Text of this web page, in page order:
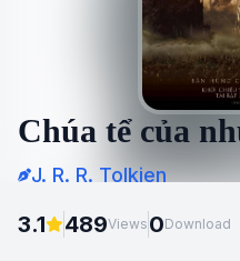
Chúa tể của
J. R. R. Tolkien
3.1 489Views 0Download